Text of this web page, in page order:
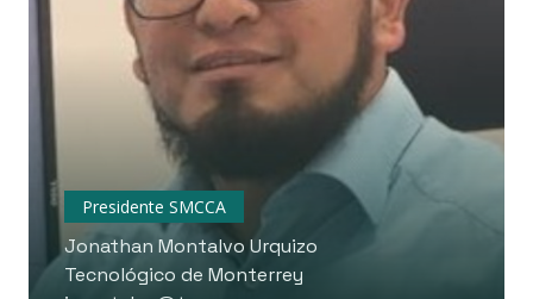
Presidente SMCCA
Jonathan Montalvo Urquizo
Tecnológico de Monterrey